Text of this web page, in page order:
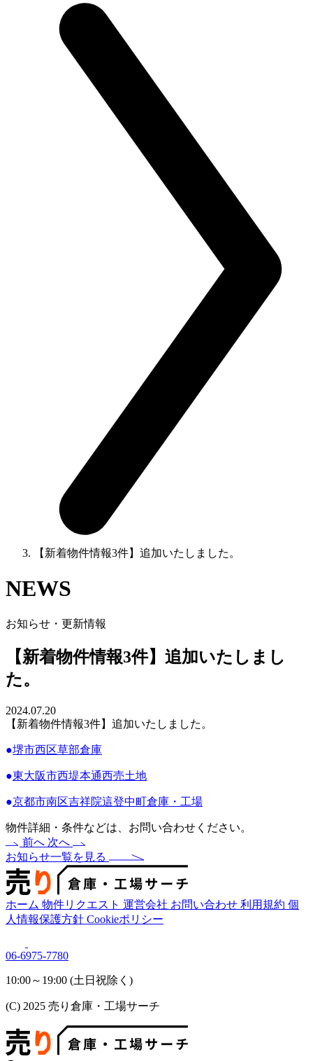
【新着物件情報3件】追加いたしました。
NEWS
お知らせ・更新情報
【新着物件情報3件】追加いたしまし
た。
2024.07.20
【新着物件情報3件】追加いたしました。
●堺市西区草部倉庫
●東大阪市西堤本通西売土地
●京都市南区吉祥院這登中町倉庫・工場
物件詳細・条件などは、お問い合わせください。
前へ 次へ
お知らせ一覧を見る
ホーム 物件リクエスト 運営会社 お問い合わせ 利用規約 個
人情報保護方針 Cookieポリシー
06-6975-7780
10:00～19:00 (土日祝除く)
(C) 2025 売り倉庫・工場サーチ